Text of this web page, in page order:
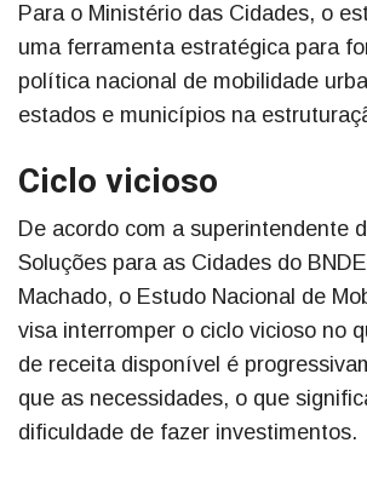
Para o Ministério das Cidades, o
uma ferramenta estratégica para
política nacional de mobilidade
estados e municípios na
Ciclo vicioso
De acordo com a superintendente
Soluções para as Cidades do
Machado, o Estudo Nacional de
visa interromper o ciclo vicioso no
de receita disponível é
que as necessidades, o que
dificuldade de fazer investimentos.